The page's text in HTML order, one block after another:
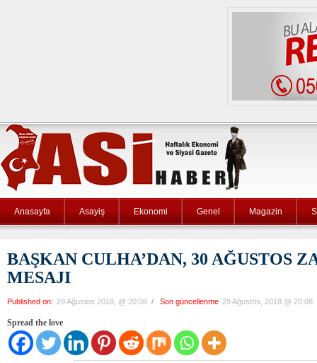
Anasayfa Asayiş Ekonomi Genel Magazin
BAŞKAN CULHA’DAN, 30 AĞUSTOS
MESAJI
Published on: 29 Ağustos 2018, @ 20:08 / Son güncellenme 29 Ağustos, 2018 @ 20:08
Spread the love